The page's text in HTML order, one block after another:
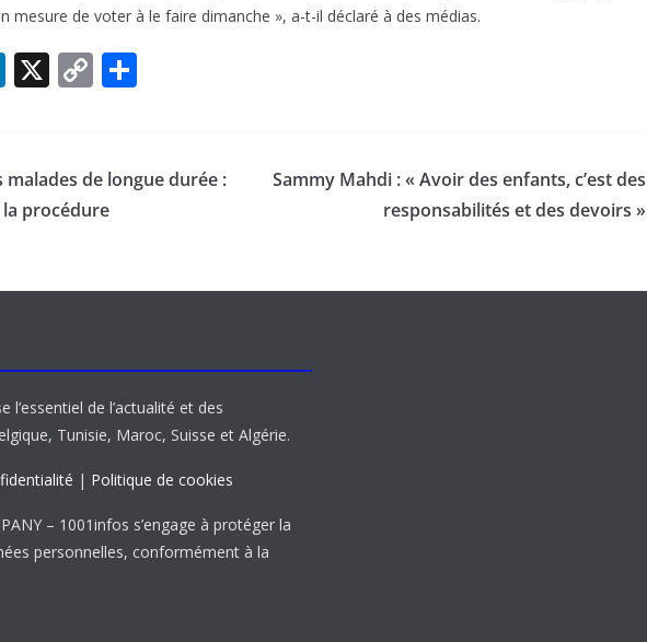
mesure de voter à le faire dimanche », a-t-il déclaré à des médias.
Li
e
dI
X C
y
Li
k
g
de longue durée :
la procédure
Sammy Mahdi : « Avoir des enfants, c’est des
responsabilités et des devoirs »
de l’actualité et des
Tunisie, Maroc, Suisse et Algérie.
| Politique de cookies
– 1001infos s’engage à protéger la
personnelles, conformément à la